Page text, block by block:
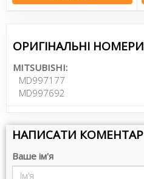
ОРИГІНАЛЬНІ НОМЕРИ
MITSUBISHI:
MD997177
MD997692
НАПИСАТИ КОМЕНТАР
Ваше ім'я